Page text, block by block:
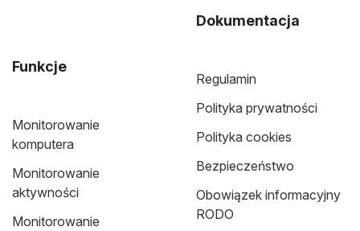
Funkcje
Monitorowanie
komputera
Monitorowanie
aktywności
Monitorowanie
Dokumentacja
Regulamin
Polityka prywatności
Polityka cookies
Bezpieczeństwo
Obowiązek informacyjny
RODO